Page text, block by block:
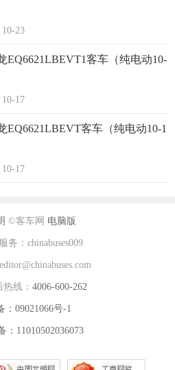
23
EQ6621LBEVT1客车（纯电动10-
17
EQ6621LBEVT客车（纯电动10-1
17
©客车网 电脑版
务：chinabuses009
线： 4006-600-262
：09021066号-1
：11010502036073